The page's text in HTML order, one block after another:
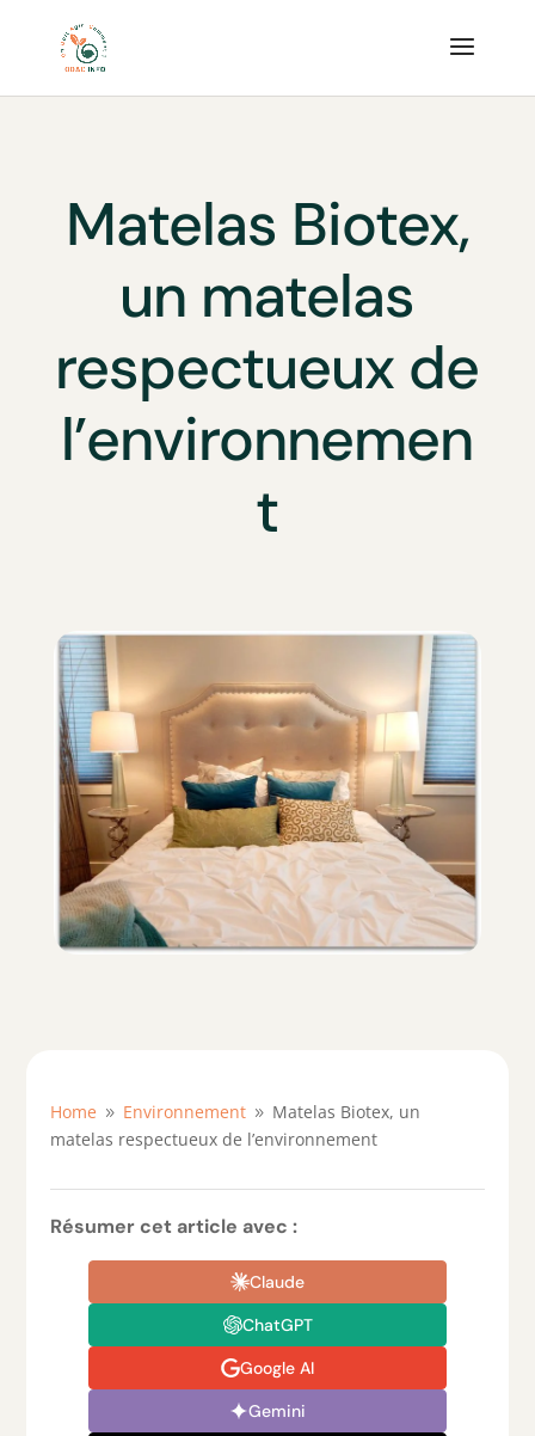
Matelas Biotex,
un matelas
respectueux de
l’environnemen
t
Home 9 Environnement 9 Matelas Biotex, un
matelas respectueux de l’environnement
Résumer cet article avec :
Claude
ChatGPT
Google AI
Gemini